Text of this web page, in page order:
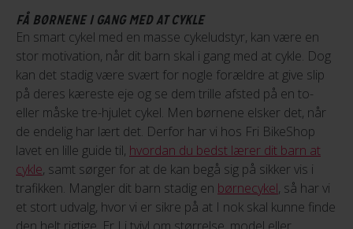
FÅ BØRNENE I GANG MED AT CYKLE
En smart cykel med en masse cykeludstyr, kan være en
stor motivation, når dit barn skal i gang med at cykle. Dog
kan det stadig være svært for nogle forældre at give slip
på deres kæreste eje og se dem trille afsted på en to-
eller måske tre-hjulet cykel. Men børnene elsker det, når
de endelig har lært det. Derfor har vi hos Fri BikeShop
lavet en lille guide til, hvordan du bedst lærer dit barn at
cykle, samt sørger for at de kan begå sig på sikker vis i
trafikken. Mangler dit barn stadig en børnecykel, så har vi
et stort udvalg, hvor vi er sikre på at I nok skal kunne finde